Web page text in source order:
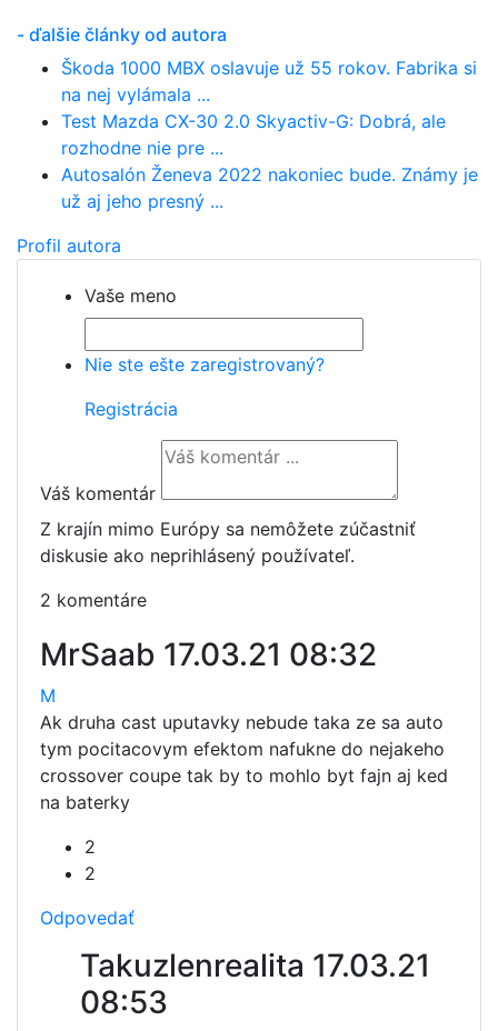
- ďalšie články od autora
Škoda 1000 MBX oslavuje už 55 rokov. Fabrika si
na nej vylámala ...
Test Mazda CX-30 2.0 Skyactiv-G: Dobrá, ale
rozhodne nie pre ...
Autosalón Ženeva 2022 nakoniec bude. Známy je
už aj jeho presný ...
Profil autora
Vaše meno
Nie ste ešte zaregistrovaný?
Registrácia
Váš komentár
Z krajín mimo Európy sa nemôžete zúčastniť
diskusie ako neprihlásený používateľ.
2 komentáre
MrSaab 17.03.21 08:32
M
Ak druha cast uputavky nebude taka ze sa auto
tym pocitacovym efektom nafukne do nejakeho
crossover coupe tak by to mohlo byt fajn aj ked
na baterky
2
2
Odpovedať
Takuzlenrealita 17.03.21
08:53